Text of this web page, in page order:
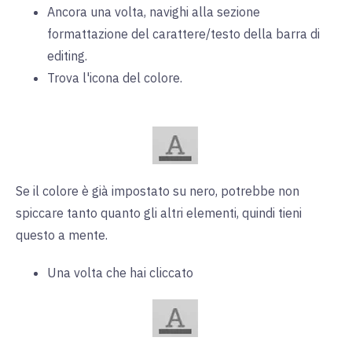
Ancora una volta, navighi alla sezione
formattazione del carattere/testo della barra di
editing.
Trova l'icona del colore.
Se il colore è già impostato su nero, potrebbe non
spiccare tanto quanto gli altri elementi, quindi tieni
questo a mente.
Una volta che hai cliccato